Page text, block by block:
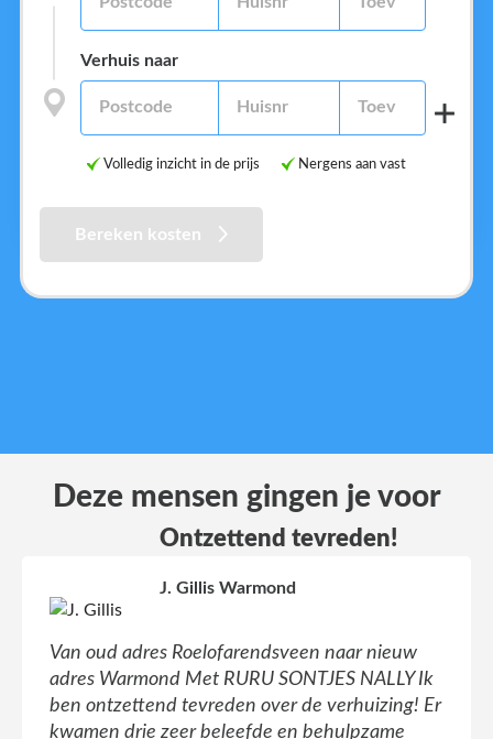
Verhuis naar
Volledig inzicht in de prijs Nergens aan vast
Bereken kosten
Deze mensen gingen je voor
Ontzettend tevreden!
Van oud adres Roelofarendsveen naar nieuw
adres Warmond Met RURU SONTJES NALLY Ik
ben ontzettend tevreden over de verhuizing! Er
kwamen drie zeer beleefde en behulpzame
J. Gillis Warmond